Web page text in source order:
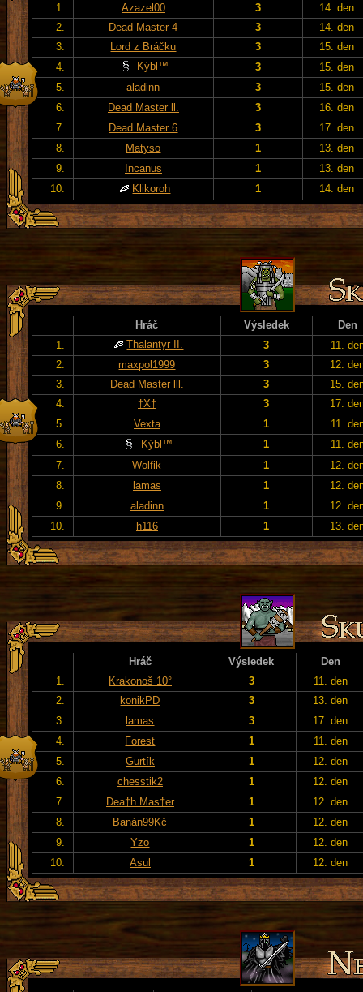
1.
Azazel00 3
14. den
2.
Dead Master 4 3
14. den
3.
Lord z Bráčku 3
15. den
4.
Kýbl™ 3
15. den
5.
aladinn 3
15. den
6.
Dead Master ll. 3
16. den
7.
Dead Master 6 3
17. den
8.
Matyso 1
13. den
9.
Incanus 1
13. den
10.
Klikoroh 1 14. den
Hráč Výsledek
Den
1.
Thalantyr II. 3
11.
2.
maxpol1999 3
12.
3.
Dead Master lll. 3
15.
4.
†X† 3
17.
5.
Vexta 1
11.
6.
Kýbl™ 1
11.
7.
Wolfik 1
12.
8.
lamas 1
12.
9.
aladinn 1
12.
10.
h116 1 13.
Hráč Výsledek
Den
1.
Krakonoš 10° 3
11. den
2.
konikPD 3
13. den
3.
lamas 3
17. den
4.
Forest 1
11. den
5.
Gurtík 1
12. den
6.
chesstik2 1
12. den
7.
Dea†h Mas†er 1
12. den
8.
Banán99Kč 1
12. den
9.
Yzo 1
12. den
10.
Asul 1 12. den